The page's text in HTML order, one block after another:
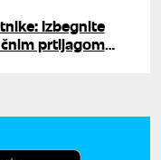
Izbegnite
prtljagom